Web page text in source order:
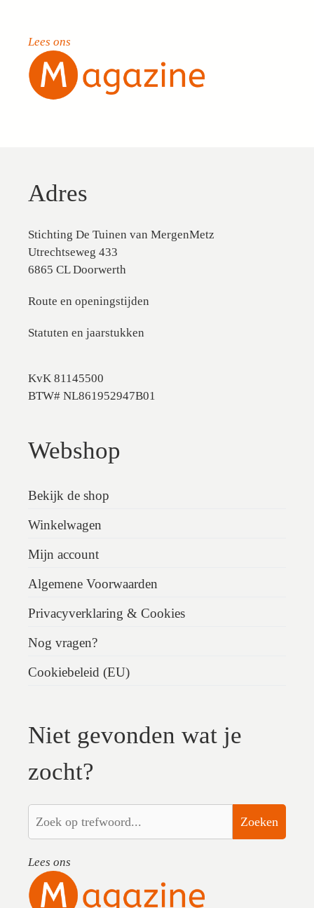
Lees ons
Adres
Stichting De Tuinen van MergenMetz
Utrechtseweg 433
6865 CL Doorwerth
Route en openingstijden
Statuten en jaarstukken
KvK 81145500
BTW# NL861952947B01
Webshop
Bekijk de shop
Winkelwagen
Mijn account
Algemene Voorwaarden
Privacyverklaring & Cookies
Nog vragen?
Cookiebeleid (EU)
Niet gevonden wat je
zocht?
Zoeken
Lees ons